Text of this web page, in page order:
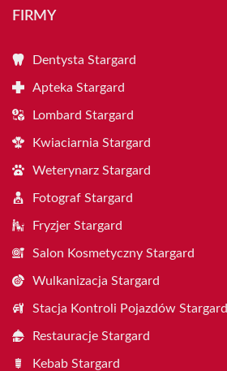
FIRMY
Dentysta Stargard
Apteka Stargard
Lombard Stargard
Kwiaciarnia Stargard
Weterynarz Stargard
Fotograf Stargard
Fryzjer Stargard
Salon Kosmetyczny Stargard
Wulkanizacja Stargard
Stacja Kontroli Pojazdów Stargard
Restauracje Stargard
Kebab Stargard